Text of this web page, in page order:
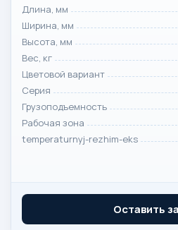
Длина, мм
Ширина, мм
Высота, мм
Вес, кг
Цветовой вариант
Серия
Грузоподъемность
Рабочая зона
temperaturnyj-rezhim-eks
Оставить